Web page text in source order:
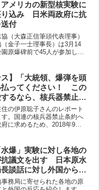
アメリカの新型核実験に
り込み 日米両政府に抗
付
（大森正信筆頭代表理事）
（金子一士理事長）は3月14
園原爆碑前で45人が参加し
しました。大森筆頭代表理事
止力」論...
ス】「大統領、爆弾を頭
払ってください！ この
るなら、核兵器禁止条
」 「フランス平和運
9か所で地方集会
の伊原聡子さんのレポート
す。国連の核兵器禁止条約へ
に求めるため、2018年9月
て行われました。「この平和
は...
爆」実験に対し各地の
抗議文を出す 日本原水
談話に対し外国からも
事務局に寄せられた各地の原